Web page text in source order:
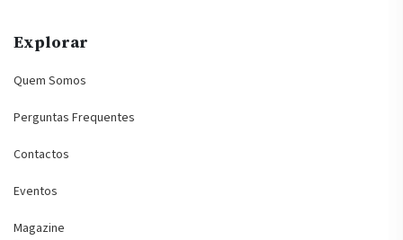
Explorar
Quem Somos
Perguntas Frequentes
Contactos
Eventos
Magazine